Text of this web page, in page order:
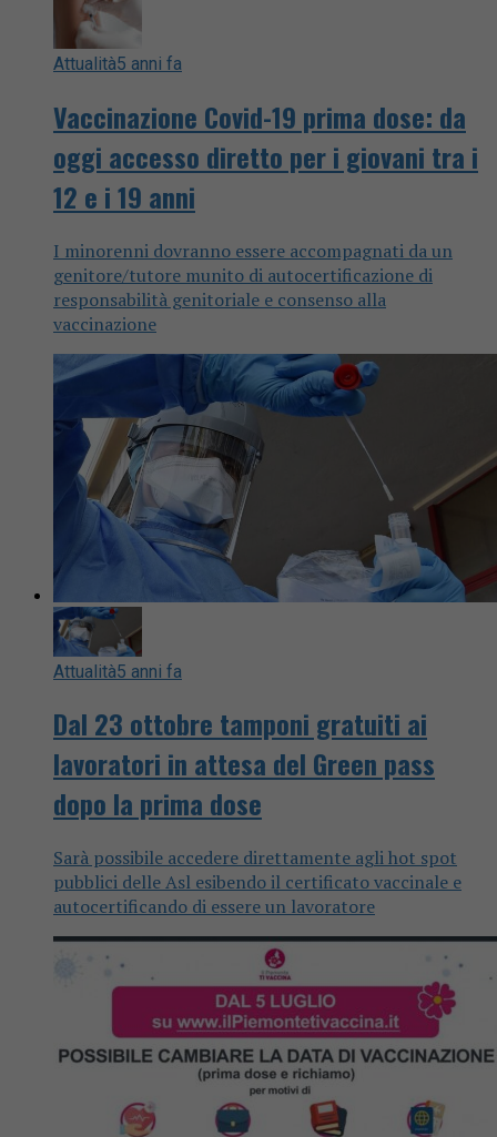
Attualità5 anni fa
Vaccinazione Covid-19 prima dose: da
oggi accesso diretto per i giovani tra i
12 e i 19 anni
I minorenni dovranno essere accompagnati da un
genitore/tutore munito di autocertificazione di
responsabilità genitoriale e consenso alla
vaccinazione
Attualità5 anni fa
Dal 23 ottobre tamponi gratuiti ai
lavoratori in attesa del Green pass
dopo la prima dose
Sarà possibile accedere direttamente agli hot spot
pubblici delle Asl esibendo il certificato vaccinale e
autocertificando di essere un lavoratore